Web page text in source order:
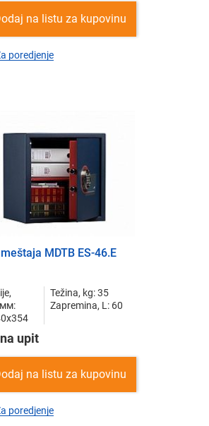
na listu za kupovinu
poredjenje
MDTB ES-46.E
мм:
Težina, kg: 35
Zapremina, L: 60
upit
na listu za kupovinu
poredjenje